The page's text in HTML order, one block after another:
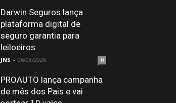
Darwin Seguros lança
plataforma digital de
seguro garantia para
leiloeiros
JNS - 06/08/2026 0
PROAUTO lança campanha
de mês dos Pais e vai